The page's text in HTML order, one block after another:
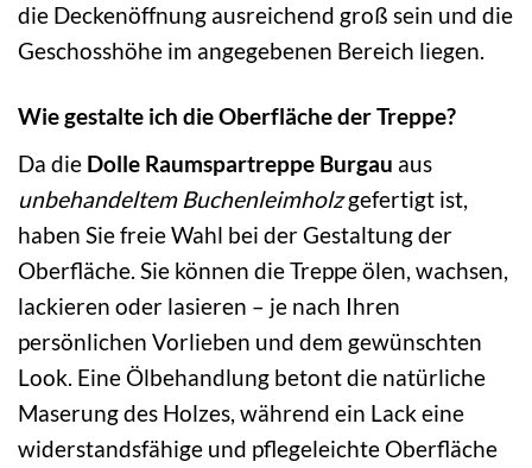
die Deckenöffnung ausreichend groß sein und die
Geschosshöhe im angegebenen Bereich liegen.
Wie gestalte ich die Oberfläche der Treppe?
Da die Dolle Raumspartreppe Burgau aus
unbehandeltem Buchenleimholzgefertigt ist,
haben Sie freie Wahl bei der Gestaltung der
Oberfläche. Sie können die Treppe ölen, wachsen,
lackieren oder lasieren – je nach Ihren
persönlichen Vorlieben und dem gewünschten
Look. Eine Ölbehandlung betont die natürliche
Maserung des Holzes, während ein Lack eine
widerstandsfähige und pflegeleichte Oberfläche